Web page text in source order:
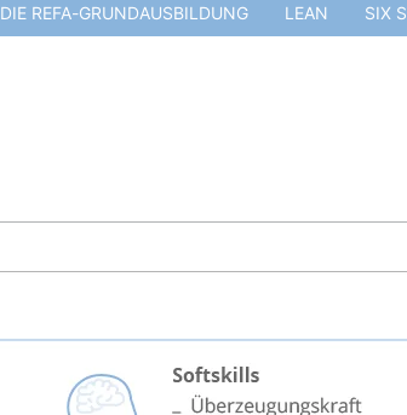
DIE REFA-GRUNDAUSBILDUNG LEAN SIX